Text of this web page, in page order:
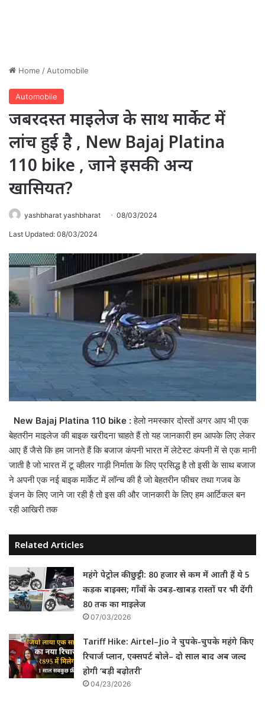
Home / Automobile
Automobile
जबरदस्त माइलेज के साथ मार्केट में
लांच हुई है , New Bajaj Platina
110 bike , जाने इसकी अन्य
खासियत?
yashbharat yashbharat 08/03/2024
Last Updated: 08/03/2024
New Bajaj Platina 110 bike :हेलो नमस्कार दोस्तों अगर आप भी एक
बेहतरीन माइलेज की बाइक खरीदना चाहते हैं तो यह जानकारी हम आपके लिए लेकर
आए हैं जैसे कि हम जानते हैं कि बजाज कंपनी भारत में लेटेस्ट कंपनी में से एक मानी
जाती है जो भारत में टू व्हीलर गाड़ी निर्माता के लिए प्रसिद्ध है तो इसी के साथ बजाज
ने अपनी एक नई बाइक मार्केट में लॉन्च की है जो बेहतरीन फीचर तथा गजब के
इंजन के लिए जाने जा रही है तो इस की और जानकारी के लिए हम आर्टिकल बन
रही आखिरी तक
Related Articles
महंगे पेट्रोल की छुट्टी: 80 हजार से कम में आती हैं ये 5
कड़क बाइक्स; गाँवों के उबड़-खाबड़ रास्तों पर भी देंगी
80 तक का माइलेज
07/03/2026
Tariff Hike: Airtel–Jio ने चुपके-चुपके महंगे किए
रिचार्ज प्लान, एक्सपर्ट बोले– दो साल बाद अब जल्द
होगी ‘बड़ी बढ़ोतरी’
04/23/2026